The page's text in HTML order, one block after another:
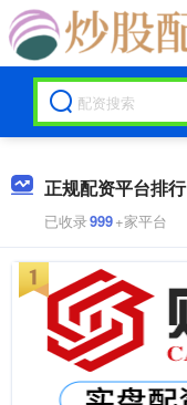
正规配资平台排行
已收录999+家平台